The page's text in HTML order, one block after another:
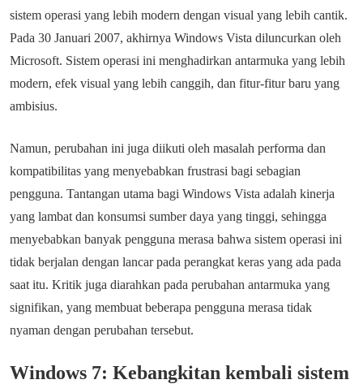
sistem operasi yang lebih modern dengan visual yang lebih cantik.
Pada 30 Januari 2007, akhirnya Windows Vista diluncurkan oleh
Microsoft. Sistem operasi ini menghadirkan antarmuka yang lebih
modern, efek visual yang lebih canggih, dan fitur-fitur baru yang
ambisius.
Namun, perubahan ini juga diikuti oleh masalah performa dan
kompatibilitas yang menyebabkan frustrasi bagi sebagian
pengguna. Tantangan utama bagi Windows Vista adalah kinerja
yang lambat dan konsumsi sumber daya yang tinggi, sehingga
menyebabkan banyak pengguna merasa bahwa sistem operasi ini
tidak berjalan dengan lancar pada perangkat keras yang ada pada
saat itu. Kritik juga diarahkan pada perubahan antarmuka yang
signifikan, yang membuat beberapa pengguna merasa tidak
nyaman dengan perubahan tersebut.
Windows 7: Kebangkitan kembali sistem